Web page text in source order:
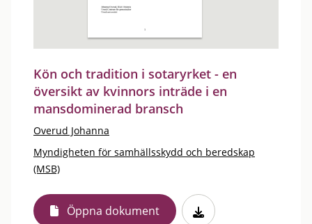
Kön och tradition i sotaryrket - en
översikt av kvinnors inträde i en
mansdominerad bransch
Overud Johanna
Myndigheten för samhällsskydd och beredskap
(MSB)
Öppna dokument